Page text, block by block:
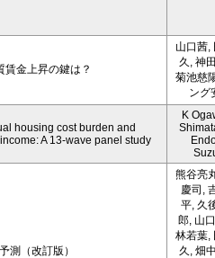
賃金上昇の鍵は？
山口茜,
久, 神
菊池慈
ング
housing cost burden and
A 13-wave panel study
K
測（改訂版）
熊谷亮
慶司,
平, 久
郎, 山
林若葉,
久, 畑